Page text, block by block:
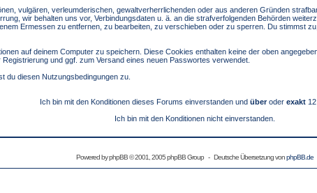
vulgären, verleumderischen, gewaltverherrlichenden oder aus anderen Gründen
wir behalten uns vor, Verbindungsdaten u. ä. an die strafverfolgenden Behörden
Ermessen zu entfernen, zu bearbeiten, zu verschieben oder zu sperren. Du stimmst
auf deinem Computer zu speichern. Diese Cookies enthalten keine der oben
und ggf. zum Versand eines neuen Passwortes verwendet.
du diesen Nutzungsbedingungen zu.
Ich bin mit den Konditionen dieses Forums einverstanden und überoder exakt
Ich bin mit den Konditionen nicht einverstanden.
Powered byphpBB© 2001, 2005 phpBB Group - Deutsche Übersetzung vonphpBB.de